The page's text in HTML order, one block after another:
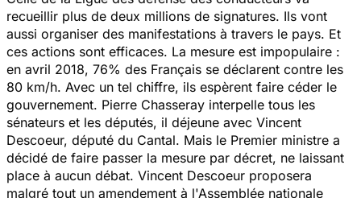
recueillir plus de deux millions de signatures. Ils vont
aussi organiser des manifestations à travers le pays. Et
ces actions sont efficaces. La mesure est impopulaire :
en avril 2018, 76% des Français se déclarent contre les
80 km/h. Avec un tel chiffre, ils espèrent faire céder le
gouvernement. Pierre Chasseray interpelle tous les
sénateurs et les députés, il déjeune avec Vincent
Descoeur, député du Cantal. Mais le Premier ministre a
décidé de faire passer la mesure par décret, ne laissant
place à aucun débat. Vincent Descoeur proposera
malgré tout un amendement à l'Assemblée nationale